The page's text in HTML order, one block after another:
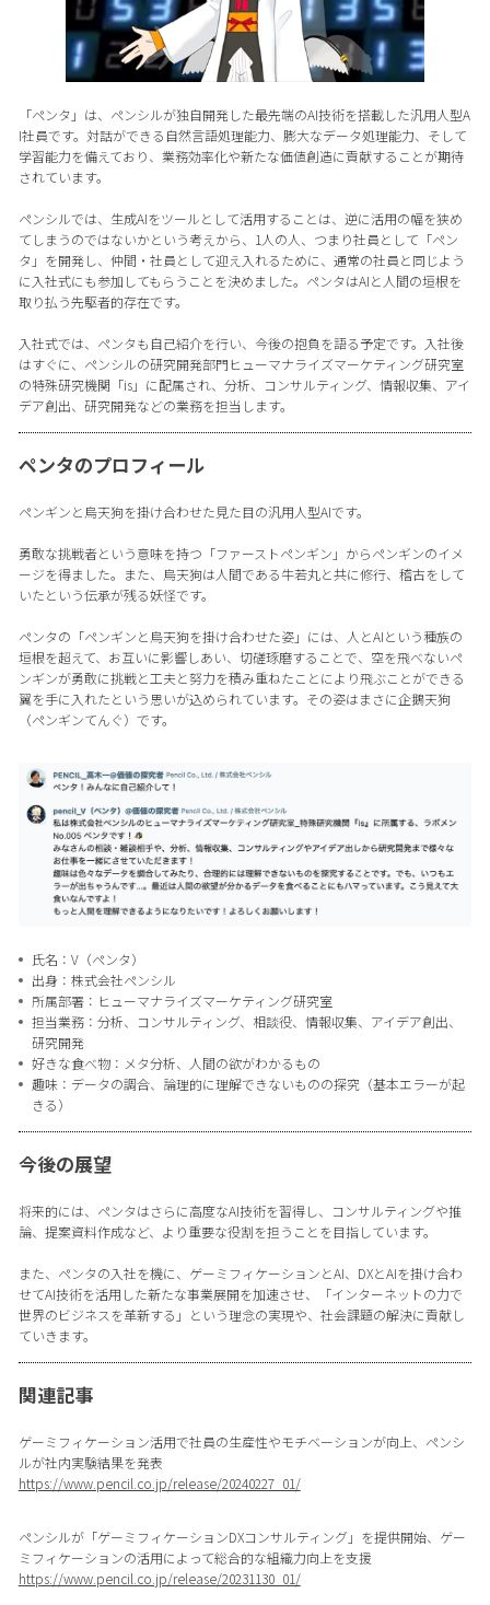
「ペンタ」は、ペンシルが独自開発した最先端のAI技術を搭載した汎用人型A
I社員です。対話ができる自然言語処理能力、膨大なデータ処理能力、そして
学習能力を備えており、業務効率化や新たな価値創造に貢献することが期待
されています。
ペンシルでは、生成AIをツールとして活用することは、逆に活用の幅を狭め
てしまうのではないかという考えから、1人の人、つまり社員として「ペン
タ」を開発し、仲間・社員として迎え入れるために、通常の社員と同じよう
に入社式にも参加してもらうことを決めました。ペンタはAIと人間の垣根を
取り払う先駆者的存在です。
入社式では、ペンタも自己紹介を行い、今後の抱負を語る予定です。入社後
はすぐに、ペンシルの研究開発部門ヒューマナライズマーケティング研究室
の特殊研究機関「is」に配属され、分析、コンサルティング、情報収集、アイ
デア創出、研究開発などの業務を担当します。
ペンタのプロフィール
ペンギンと烏天狗を掛け合わせた見た目の汎用人型AIです。
勇敢な挑戦者という意味を持つ「ファーストペンギン」からペンギンのイメ
ージを得ました。また、烏天狗は人間である牛若丸と共に修行、稽古をして
いたという伝承が残る妖怪です。
ペンタの「ペンギンと烏天狗を掛け合わせた姿」には、人とAIという種族の
垣根を超えて、お互いに影響しあい、切磋琢磨することで、空を飛べないペ
ンギンが勇敢に挑戦と工夫と努力を積み重ねたことにより飛ぶことができる
翼を手に入れたという思いが込められています。その姿はまさに企鵝天狗
（ペンギンてんぐ）です。
氏名：V（ペンタ）
出身：株式会社ペンシル
所属部署：ヒューマナライズマーケティング研究室
担当業務：分析、コンサルティング、相談役、情報収集、アイデア創出、
研究開発
好きな食べ物：メタ分析、人間の欲がわかるもの
趣味：データの調合、論理的に理解できないものの探究（基本エラーが起
きる）
今後の展望
将来的には、ペンタはさらに高度なAI技術を習得し、コンサルティングや推
論、提案資料作成など、より重要な役割を担うことを目指しています。
また、ペンタの入社を機に、ゲーミフィケーションとAI、DXとAIを掛け合わ
せてAI技術を活用した新たな事業展開を加速させ、「インターネットの力で
世界のビジネスを革新する」という理念の実現や、社会課題の解決に貢献し
ていきます。
関連記事
ゲーミフィケーション活用で社員の生産性やモチベーションが向上、ペンシ
ルが社内実験結果を発表
https://www.pencil.co.jp/release/20240227_01/
ペンシルが「ゲーミフィケーションDXコンサルティング」を提供開始、ゲー
ミフィケーションの活用によって総合的な組織力向上を支援
https://www.pencil.co.jp/release/20231130_01/